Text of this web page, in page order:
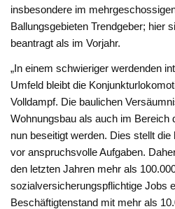
insbesondere im
Ballungsgebieten Trendgeber; hier
beantragt als im Vorjahr.
„In einem schwieriger werdenden
Umfeld bleibt die
Volldampf. Die baulichen
Wohnungsbau als auch im Bereich
nun beseitigt werden. Dies stellt
vor anspruchsvolle Aufgaben.
den letzten Jahren mehr als
sozialversicherungspflichtige Jobs
Beschäftigtenstand mit mehr als